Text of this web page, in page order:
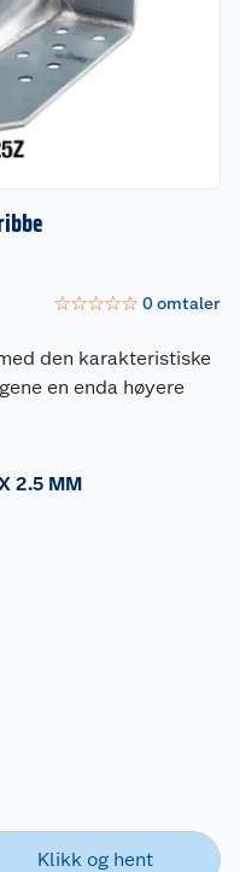
☆☆☆☆☆ 0omtaler
den karakteristiske
en enda høyere
2.5 MM
Klikk og hent